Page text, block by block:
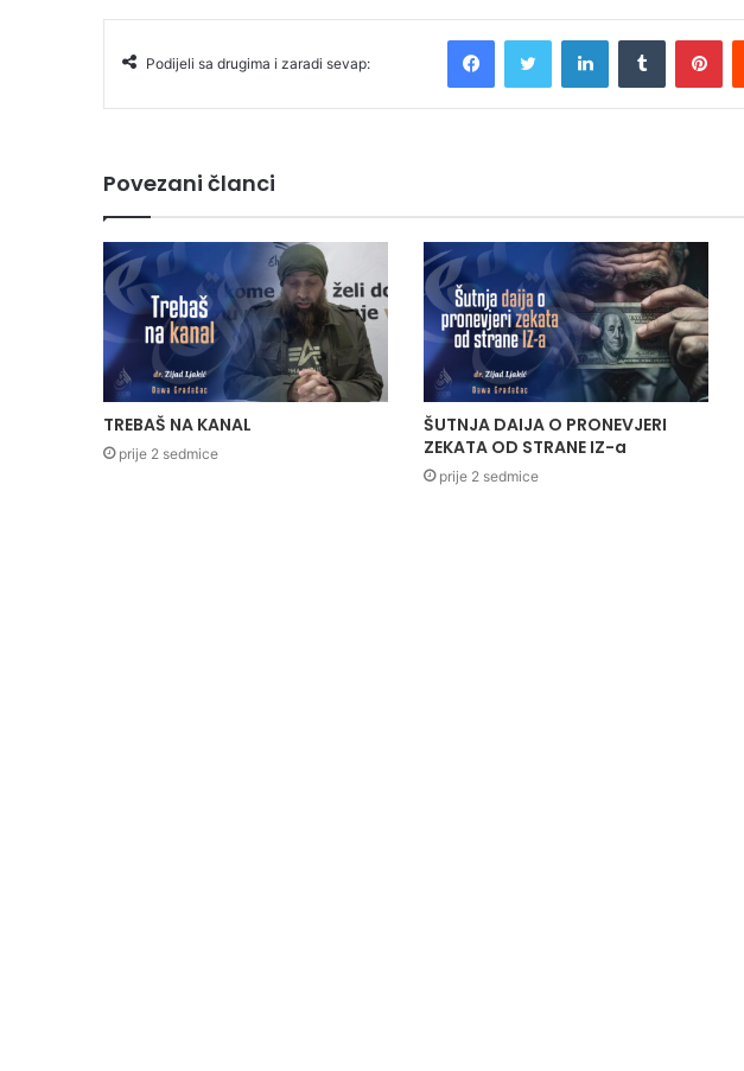
Podijeli sa drugima i zaradi sevap:
Povezani članci
TREBAŠ NA KANAL
prije 2 sedmice
ŠUTNJA DAIJA O PRONEVJERI
ZEKATA OD STRANE IZ-a
prije 2 sedmice